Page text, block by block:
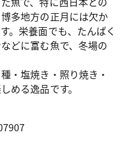
多地方の正月には欠か
。栄養面でも、たんぱく
どに富む魚で、冬場の
・塩焼き・照り焼き・
める逸品です。